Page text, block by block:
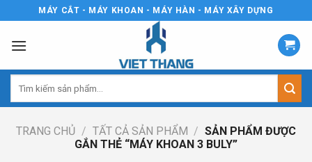
to
content
MÁY CẮT - MÁY KHOAN - MÁY HÀN - MÁY XÂY DỰNG
kiếm:
TRANG CHỦ / TẤT CẢ SẢN PHẨM / SẢN PHẨM ĐƯỢC
GẮN THẺ “MÁY KHOAN 3 BULY”